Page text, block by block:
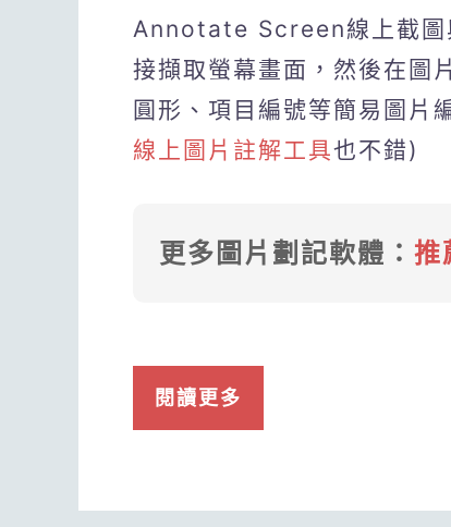
Annotate Screen線上截圖
接擷取螢幕畫面，然後在圖
圓形、項目編號等簡易圖片
線上圖片註解工具也不錯)
更多圖片劃記軟體： 推
閱讀更多